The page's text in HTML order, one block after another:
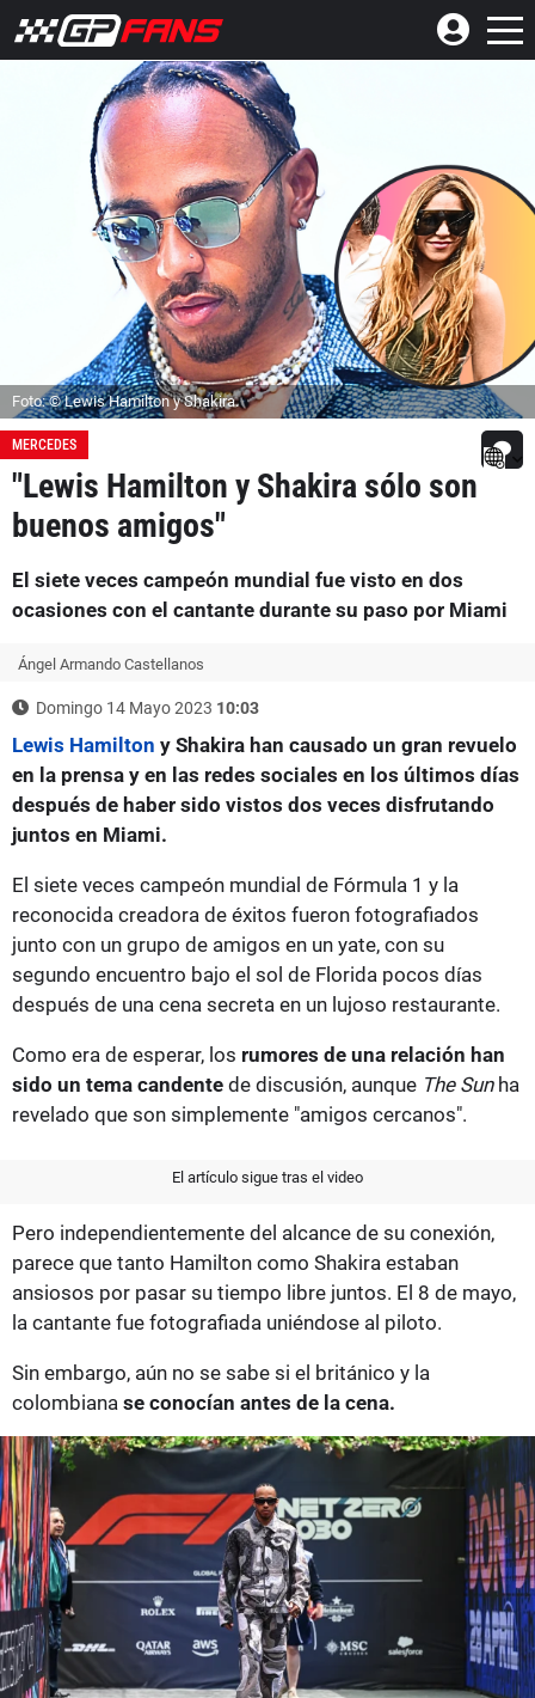
Foto: © Lewis Hamilton y Shakira.
MERCEDES
"Lewis Hamilton y Shakira sólo son
buenos amigos"
El siete veces campeón mundial fue visto en dos
ocasiones con el cantante durante su paso por Miami
Ángel Armando Castellanos
Domingo 14 Mayo 2023 10:03
Lewis Hamilton y Shakira han causado un gran revuelo
en la prensa y en las redes sociales en los últimos días
después de haber sido vistos dos veces disfrutando
juntos en Miami.
El siete veces campeón mundial de Fórmula 1 y la
reconocida creadora de éxitos fueron fotografiados
junto con un grupo de amigos en un yate, con su
segundo encuentro bajo el sol de Florida pocos días
después de una cena secreta en un lujoso restaurante.
Como era de esperar, los rumores de una relación han
sido un tema candente de discusión, aunque The Sunha
revelado que son simplemente "amigos cercanos".
El artículo sigue tras el video
Pero independientemente del alcance de su conexión,
parece que tanto Hamilton como Shakira estaban
ansiosos por pasar su tiempo libre juntos. El 8 de mayo,
la cantante fue fotografiada uniéndose al piloto.
Sin embargo, aún no se sabe si el británico y la
colombiana se conocían antes de la cena.